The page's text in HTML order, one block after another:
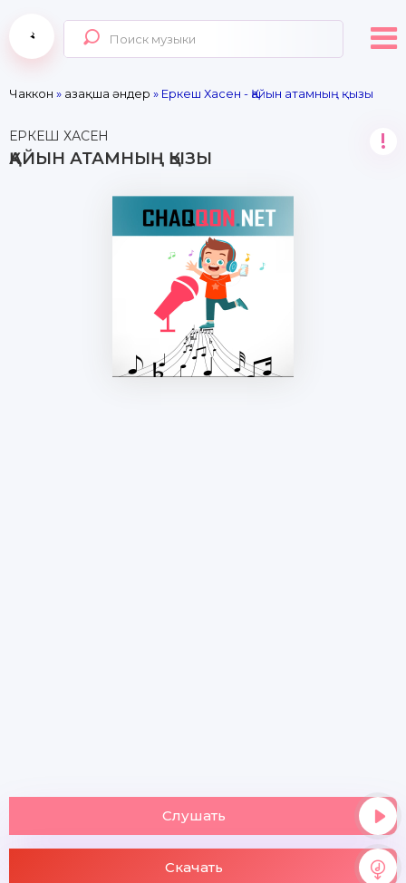
Чаккон » Қазақша әндер » Еркеш Хасен - Қайын атамның қызы
ЕРКЕШ ХАСЕН
ҚАЙЫН АТАМНЫҢ ҚЫЗЫ
!
Слушать
Скачать